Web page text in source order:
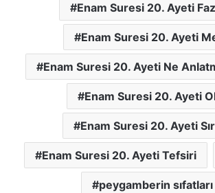
Enam Suresi 20. Ayeti
Enam Suresi 20. Ayeti
Enam Suresi 20. Ayeti Ne
Enam Suresi 20. Ayeti
Enam Suresi 20. Ayeti
Enam Suresi 20. Ayeti Tefsiri
peygamberin sıfatları